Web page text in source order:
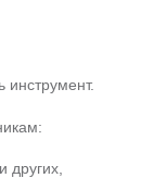
инструмент.
других,